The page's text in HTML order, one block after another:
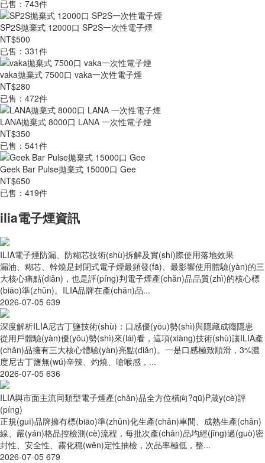
已售：743件
SP2S拋棄式 12000口 SP2S一次性電子煙
NT$500
已售：331件
vaka拋棄式 7500口 vaka一次性電子煙
NT$280
已售：472件
LANA拋棄式 8000口 LANA 一次性電子煙
NT$350
已售：541件
Geek Bar Pulse拋棄式 15000口 Gee
NT$650
已售：419件
ilia電子煙資訊
ILIA電子煙防漏、防糊芯技術(shù)拆解及實(shí)際使用落地效果
漏油、糊芯、幹燒是封閉式電子煙最頻發(fā)、最影響使用體驗(yàn)的三
大核心痛點(diǎn)，也是評(píng)判電子煙產(chǎn)品品質(zhì)的核心標
(biāo)準(zhǔn)。ILIA品牌在產(chǎn)品...
2026-07-05 639
深度解析ILIA尼古丁鹽技術(shù)：口感優(yōu)勢(shì)與隱藏成癮隱患
從用戶體驗(yàn)優(yōu)勢(shì)來(lái)看，這項(xiàng)技術(shù)讓ILIA產
(chǎn)品擁有三大核心體驗(yàn)亮點(diǎn)。一是口感極致順滑，3%濃
度尼古丁鹽無(wú)辛辣、灼燒、嗆喉感，...
2026-07-05 636
ILIA與市面主流同類型電子煙產(chǎn)品全方位橫向?qū)Ρ葴y(cè)評
(píng)
正規(guī)品牌擁有標(biāo)準(zhǔn)化生產(chǎn)車間、成熟生產(chǎn)
線、嚴(yán)格品控檢測(cè)流程，每批次產(chǎn)品均經(jīng)過(guò)密
封性、安全性、霧化穩(wěn)定性抽檢，次品率極低，整...
2026-07-05 679